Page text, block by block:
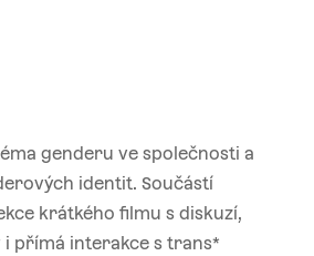
genderu ve společnosti a
identit. Součástí
krátkého filmu s diskuzí,
přímá interakce s trans*